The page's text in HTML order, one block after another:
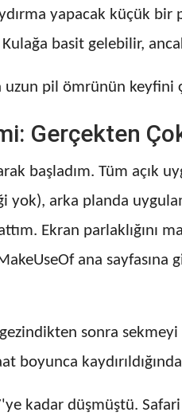
yapacak küçük
basit gelebilir,
pil ömrünün keyfini
Gerçekten
başladım. Tüm açık
arka planda
Ekran parlaklığını
MakeUseOf ana
sonra
boyunca
kadar düşmüştü.